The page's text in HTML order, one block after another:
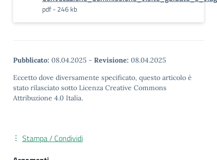
pdf - 246 kb
Pubblicato: 08.04.2025 - Revisione: 08.04.2025
Eccetto dove diversamente specificato, questo articolo è
stato rilasciato sotto Licenza Creative Commons
Attribuzione 4.0 Italia.
Stampa / Condividi